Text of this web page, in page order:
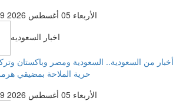
الأربعاء 05 أغسطس 2026 10:39 مساءً
اخبار السعوديه
أخبار من السعودية.. السعودية ومصر وباكستان
حرية الملاحة بمضيقي
الأربعاء 05 أغسطس 2026 10:39 مساءً